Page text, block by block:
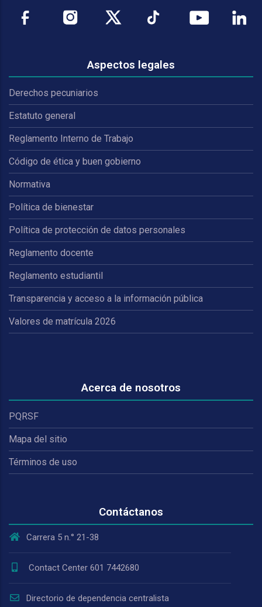
Aspectos legales
Derechos pecuniarios
Estatuto general
Reglamento Interno de Trabajo
Código de ética y buen gobierno
Normativa
Política de bienestar
Política de protección de datos personales
Reglamento docente
Reglamento estudiantil
Transparencia y acceso a la información pública
Valores de matrícula 2026
Acerca de nosotros
PQRSF
Mapa del sitio
Términos de uso
Contáctanos
Carrera 5 n.° 21-38
Contact Center 601 7442680
Directorio de dependencia centralista